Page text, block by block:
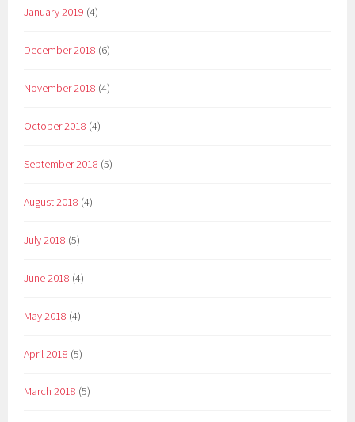
January 2019 (4)
December 2018 (6)
November 2018 (4)
October 2018 (4)
September 2018 (5)
August 2018 (4)
July 2018 (5)
June 2018 (4)
May 2018 (4)
April 2018 (5)
March 2018 (5)